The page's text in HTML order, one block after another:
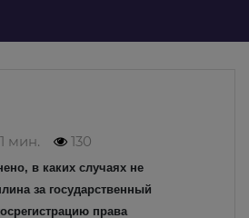
мин. 130
в каких случаях не
за государственный
права